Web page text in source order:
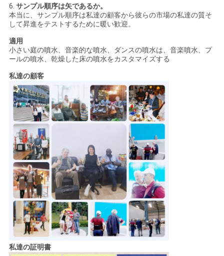
6. サンプル順序は矢であるか。
本当に、サンプル順序は私達の顧客から彼らの市場の私達の質そ
して昇進をテストするために暖い歓迎。
適用
小さい庭の噴水、音楽的な噴水、ダンスの噴水は、音楽噴水、プ
ールの噴水、乾燥した床の噴水をカスタマイズする
私達の顧客
私達の証明書